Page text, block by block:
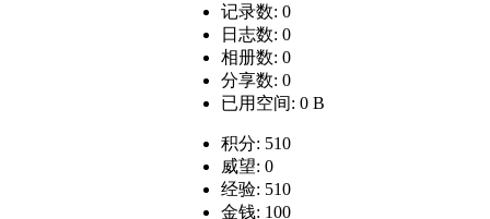
记录数: 0
日志数: 0
相册数: 0
分享数: 0
已用空间: 0 B
积分: 510
威望: 0
经验: 510
金钱: 100